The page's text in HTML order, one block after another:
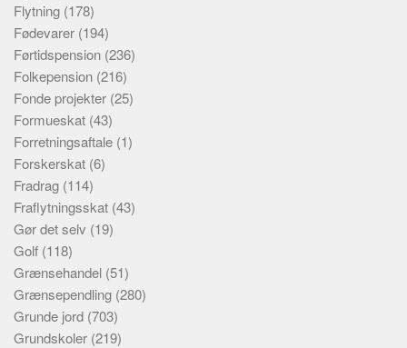
Flytning (178)
Fødevarer (194)
Førtidspension (236)
Folkepension (216)
Fonde projekter (25)
Formueskat (43)
Forretningsaftale (1)
Forskerskat (6)
Fradrag (114)
Fraflytningsskat (43)
Gør det selv (19)
Golf (118)
Grænsehandel (51)
Grænsependling (280)
Grunde jord (703)
Grundskoler (219)